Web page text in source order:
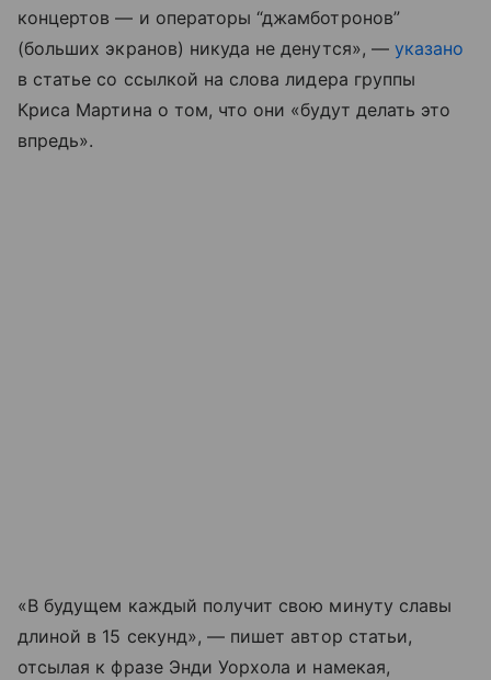
концертов — и операторы “джамботронов”
(больших экранов) никуда не денутся», — указано
в статье со ссылкой на слова лидера группы
Криса Мартина о том, что они «будут делать это
впредь».
«В будущем каждый получит свою минуту славы
длиной в 15 секунд», — пишет автор статьи,
отсылая к фразе Энди Уорхола и намекая,